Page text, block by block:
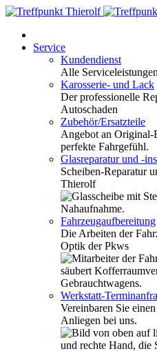
Service
Kundendienst
Alle
Karosserie- und Lack
Der professionelle
Autoschaden
Zubehör/Ersatzteile
Angebot an Original-
perfekte Fahrgefühl.
Glasreparatur und -
Scheiben-Reparatur
Thierolf
Fahrzeugaufbereitung
Die Arbeiten der
Optik der Pkws
Werkstatt-
Vereinbaren Sie
Anliegen bei uns.